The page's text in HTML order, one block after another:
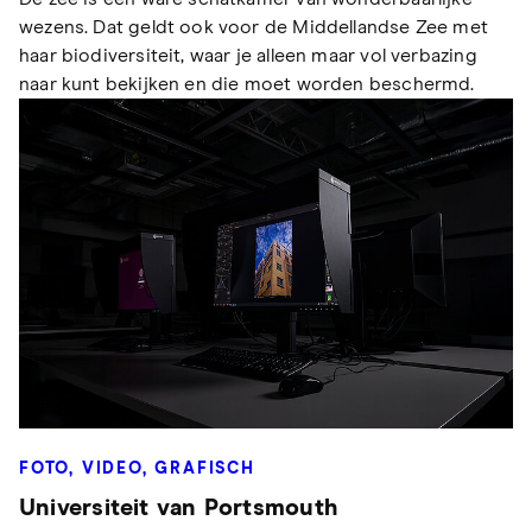
wezens. Dat geldt ook voor de Middellandse Zee met
haar biodiversiteit, waar je alleen maar vol verbazing
naar kunt bekijken en die moet worden beschermd.
FOTO, VIDEO, GRAFISCH
Universiteit van Portsmouth